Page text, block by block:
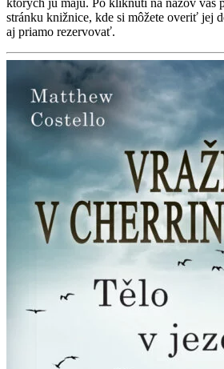
stránku knižnice, kde si môžete overiť jej
aj priamo rezervovať.